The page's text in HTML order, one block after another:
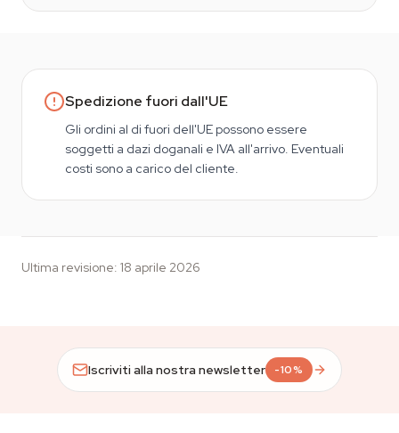
Spedizione fuori dall'UE
Gli ordini al di fuori dell'UE possono essere
soggetti a dazi doganali e IVA all'arrivo. Eventuali
costi sono a carico del cliente.
Ultima revisione: 18 aprile 2026
Iscriviti alla nostra newsletter -10%